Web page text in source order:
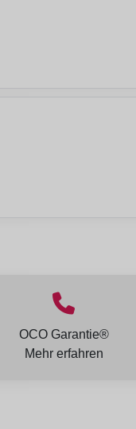
OCO Garantie®
Mehr erfahren